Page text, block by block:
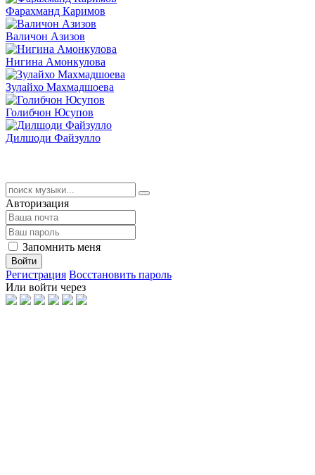
Фарахманд Каримов
Валичон Азизов
Нигина Амонкулова
Зулайхо Махмадшоева
Голибчон Юсупов
Дилшоди Файзулло
Авторизация
Запомнить меня
Войти
Регистрация Восстановить пароль
Или войти через